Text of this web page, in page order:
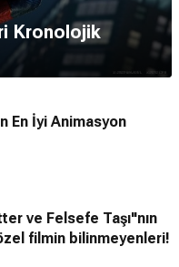
Kronolojik
En İyi Animasyon
ve Felsefe Taşı"nın
özel filmin bilinmeyenleri!